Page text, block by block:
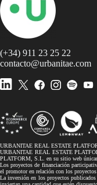
(+34) 911 23 25 22
contacto@urbanitae.com
URBANITAE REAL ESTATE
URBANITAE REAL ESTATE
PLATFORM, S.L. en su sitio web
Los proyectos de financiación
el promotor en relación con los
La inversión en los proyectos